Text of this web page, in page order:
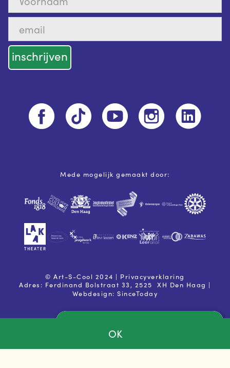
privacy voorwaarden
OK
Mede mogelijk gemaakt door:
© Art-S-Cool 2024 | Privacyverklaring
Adres: Ferdinand Bolstraat 33, 2525 XH Den Haag |
Webdesign:SinceToday